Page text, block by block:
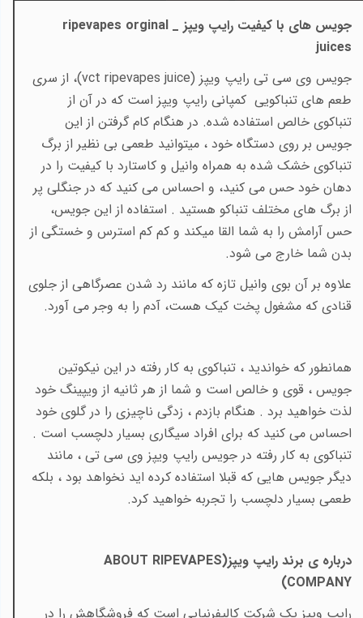
جویس های با کیفیت رایپ ویپز _ ripevapes orginal
juices
جویس وی سی تی رایپ ویپز (vct ripevapes juice)، از سری
طعم های تنباکویی کمپانی رایپ ویپز است که در آن از
تنباکوی خالص استفاده شده. در هنگام کام گرفتن از این
جویس بر روی دستگاه خود ، میتوانید طعمی بی نظیر از برگ
تنباکوی خشک شده به همراه وانیل و کاستارد با کیفیت را در
دهان خود حس می کنید، و احساس می کنید که در جنگلی پر
از برگ های مختلف تنباکو هستید . استفاده از این جویس،
حس آرامش را به شما القا میکند و کم کم استرس و خستگی از
بدن شما خارج می شود.
علاوه بر آن بوی وانیل تازه که مانند رد شدن عصرگاهی از جلوی
قنادی که مشغول پخت کیک هست، آدم را به وجر می آورد.
همانطور که خواندید ، تنباکوی به کار رفته در این نیکوتین
جویس ، قوی و خالص است و شما از هر ثانیه از ویپینگ خود
لذت خواهید برد . هنگام بازدم ، زدگی ناچیزی را در گلوی خود
احساس می کنید که برای افراد سیگاری بسیار دلچسب است .
تنباکوی به کار رفته در جویس رایپ ویپز وی سی تی ، مانند
دیگر جویس هایی که قبلا استفاده کرده اید نخواهد بود ، بلکه
طعمی بسیار دلچسب را تجربه خواهید کرد.
درباره ی برند رایپ ویپز(ABOUT RIPEVAPES
COMPANY
)
رایپ ویپز یک شرکت کالیفرنیایی است که فروشگاهش را در